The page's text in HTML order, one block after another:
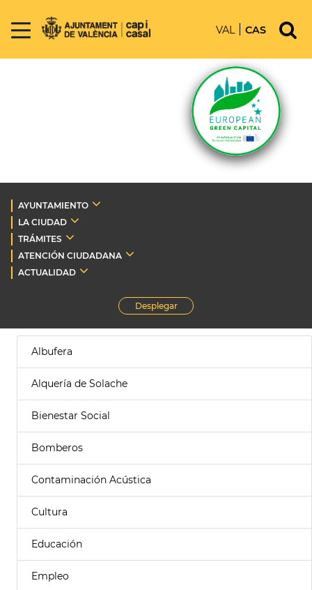
VAL CAS
AYUNTAMIENTO
LA CIUDAD
TRÁMITES
ATENCIÓN CIUDADANA
ACTUALIDAD
Desplegar
Albufera
Alquería de Solache
Bienestar Social
Bomberos
Contaminación Acústica
Cultura
Educación
Empleo